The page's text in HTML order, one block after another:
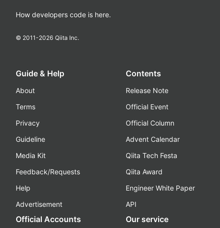
How developers code is here.
© 2011-2026 Qiita Inc.
Guide & Help
About
Terms
Privacy
Guideline
Media Kit
Feedback/Requests
Help
Advertisement
Contents
Release Note
Official Event
Official Column
Advent Calendar
Qiita Tech Festa
Qiita Award
Engineer White Paper
API
Official Accounts Our service